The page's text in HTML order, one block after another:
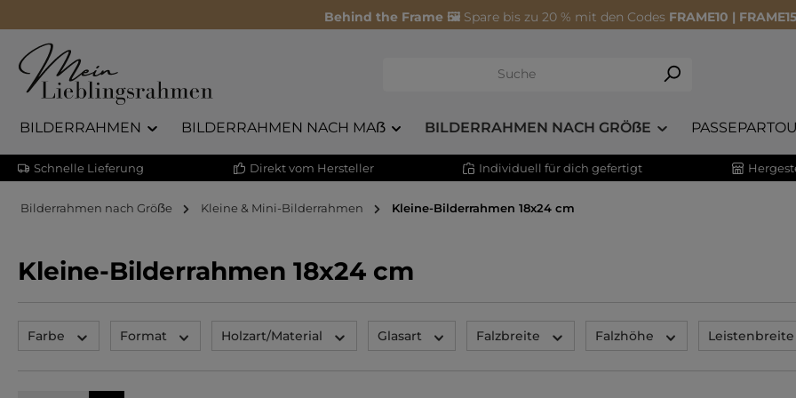
Behind the Frame 🖼️ Spare bis zu 20 % mit den Codes FRAME10 |
BILDERRAHMEN BILDERRAHMEN NACH MAẞ BILDERRAHMEN NACH GRÖẞE
Schnelle Lieferung Direkt vom Hersteller Individuell für dich gefertigt
Bilderrahmen nach Gröẞe Kleine & Mini-Bilderrahmen Kleine-Bilderrahmen 18x24 cm
Kleine-Bilderrahmen 18x24 cm
Farbe Format Holzart/Material Glasart Falzbreite Falzhöhe Leistenbreite